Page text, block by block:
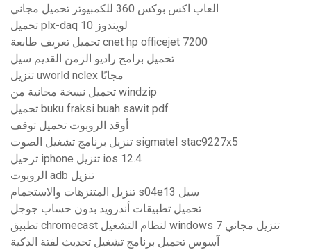
العاب اكس بوكس ​​360 للكمبيوتر تحميل مجاني
تحميل plx-daq لويندوز 10
تحميل تعريف طابعة cnet hp officejet 7200
تحميل برامج راديو الزمن القديم سيل
تنزيل uworld nclex مجانًا
تحميل نسخة مجانية من windzip
تحميل buku fraksi buah sawit pdf
أوقد الروبوت تحميل توقف
تنزيل برنامج تشغيل الصوت sigmatel stac9227x5
ترحيل iphone تنزيل ios 12.4
الروبوت adb تنزيل
تنزيل المتنزهات والاستجمام s04e13 سيل
تحميل تطبيقات أندرويد بدون حساب جوجل
تطبيق chromecast لنظام التشغيل windows 7 تنزيل مجاني
آسوس تحميل برنامج تشغيل تحديث لفتة الذكية